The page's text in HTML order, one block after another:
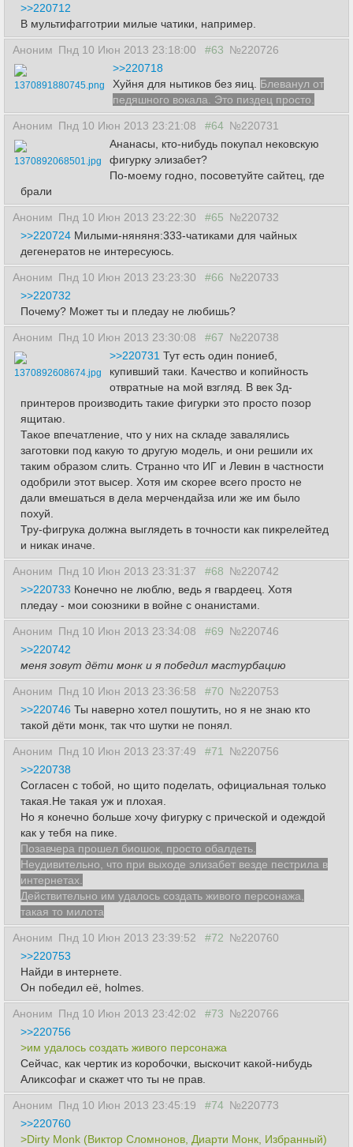
>>220712
В мультифагготрии милые чатики, например.
Аноним Пнд 10 Июн 2013 23:18:00 #63 №220726
1370891880745.png
>>220718
Хуйня для нытиков без яиц. Блеванул от
педяшного вокала. Это пиздец просто.
Аноним Пнд 10 Июн 2013 23:21:08 #64 №220731
1370892068501.jpg
Ананасы, кто-нибудь покупал нековскую
фигурку элизабет?
По-моему годно, посоветуйте сайтец, где
брали
Аноним Пнд 10 Июн 2013 23:22:30 #65 №220732
>>220724 Милыми-няняня:333-чатиками для чайных
дегенератов не интересуюсь.
Аноним Пнд 10 Июн 2013 23:23:30 #66 №220733
>>220732
Почему? Может ты и пледау не любишь?
Аноним Пнд 10 Июн 2013 23:30:08 #67 №220738
1370892608674.jpg
>>220731 Тут есть один пониеб,
купивший таки. Качество и копийность
отвратные на мой взгляд. В век 3д-
принтеров производить такие фигурки это просто позор
ящитаю.
Такое впечатление, что у них на складе завалялись
заготовки под какую то другую модель, и они решили их
таким образом слить. Странно что ИГ и Левин в частности
одобрили этот высер. Хотя им скорее всего просто не
дали вмешаться в дела мерчендайза или же им было
похуй.
Тру-фигрука должна выглядеть в точности как пикрелейтед
и никак иначе.
Аноним Пнд 10 Июн 2013 23:31:37 #68 №220742
>>220733 Конечно не люблю, ведь я гвардеец. Хотя
пледау - мои союзники в войне с онанистами.
Аноним Пнд 10 Июн 2013 23:34:08 #69 №220746
>>220742
меня зовут дёти монк и я победил мастурбацию
Аноним Пнд 10 Июн 2013 23:36:58 #70 №220753
>>220746 Ты наверно хотел пошутить, но я не знаю кто
такой дёти монк, так что шутки не понял.
Аноним Пнд 10 Июн 2013 23:37:49 #71
№220756
>>220738
Согласен с тобой, но щито поделать, официальная только
такая.Не такая уж и плохая.
Но я конечно больше хочу фигурку с прической и одеждой
как у тебя на пике.
Позавчера прошел биошок, просто обалдеть.
Неудивительно, что при выходе элизабет везде пестрила в
интернетах.
Действительно им удалось создать живого персонажа,
такая то милота
Аноним Пнд 10 Июн 2013 23:39:52 #72 №220760
>>220753
Найди в интернете.
Он победил её, holmes.
Аноним Пнд 10 Июн 2013 23:42:02 #73 №220766
>>220756
>им удалось создать живого персонажа
Сейчас, как чертик из коробочки, выскочит какой-нибудь
Аликсофаг и скажет что ты не прав.
Аноним Пнд 10 Июн 2013 23:45:19 #74 №220773
>>220760
>Dirty Monk (Виктор Сломнонов, Диарти Монк, Избранный)